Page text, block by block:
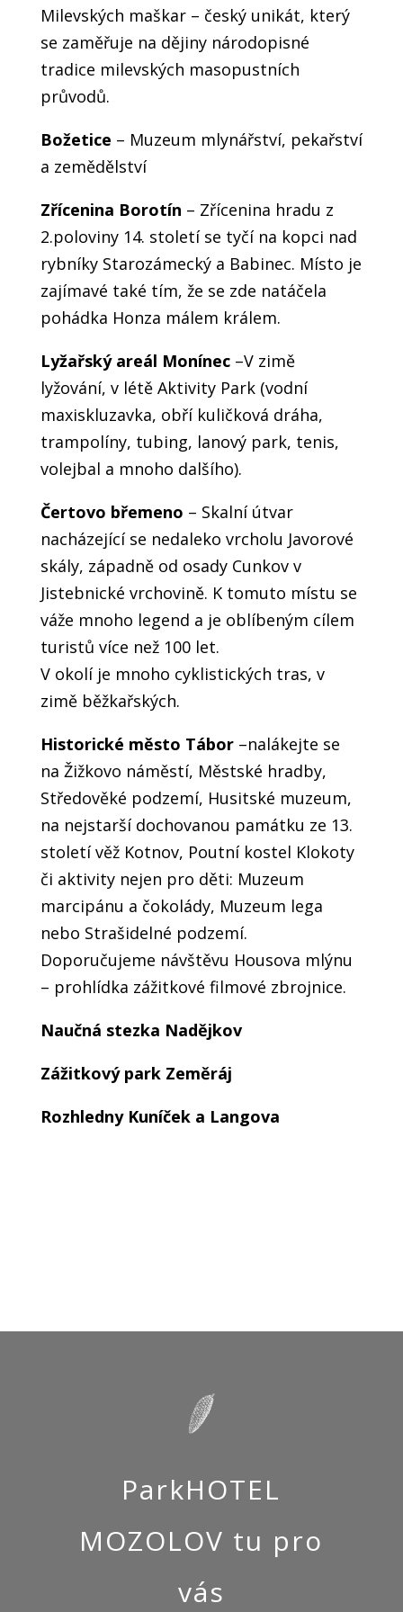
Milevských maškar – český unikát, který
se zaměřuje na dějiny národopisné
tradice milevských masopustních
průvodů.
Božetice – Muzeum mlynářství, pekařství
a zemědělství
Zřícenina Borotín – Zřícenina hradu z
2.poloviny 14. století se tyčí na kopci nad
rybníky Starozámecký a Babinec. Místo je
zajímavé také tím, že se zde natáčela
pohádka Honza málem králem.
Lyžařský areál Monínec–V zimě
lyžování, v létě Aktivity Park (vodní
maxiskluzavka, obří kuličková dráha,
trampolíny, tubing, lanový park, tenis,
volejbal a mnoho dalšího).
Čertovo břemeno – Skalní útvar
nacházející se nedaleko vrcholu Javorové
skály, západně od osady Cunkov v
Jistebnické vrchovině. K tomuto místu se
váže mnoho legend a je oblíbeným cílem
turistů více než 100 let.
V okolí je mnoho cyklistických tras, v
zimě běžkařských.
Historické město Tábor–nalákejte se
na Žižkovo náměstí, Městské hradby,
Středověké podzemí, Husitské muzeum,
na nejstarší dochovanou památku ze 13.
století věž Kotnov, Poutní kostel Klokoty
či aktivity nejen pro děti: Muzeum
marcipánu a čokolády, Muzeum lega
nebo Strašidelné podzemí.
Doporučujeme návštěvu Housova mlýnu
– prohlídka zážitkové filmové zbrojnice.
Naučná stezka Nadějkov
Zážitkový park Zeměráj
Rozhledny Kuníček a Langova
ParkHOTEL
MOZOLOV tu pro
vás